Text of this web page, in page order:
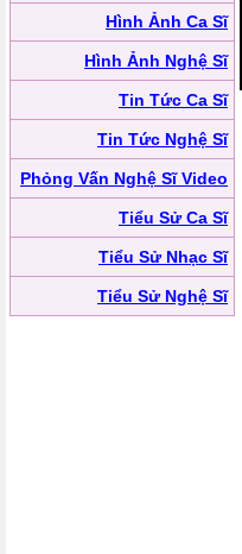
Hình Ảnh Ca Sĩ
Hình Ảnh Nghệ Sĩ
Tin Tức Ca Sĩ
Tin Tức Nghệ Sĩ
Phỏng Vấn Nghệ Sĩ Video
Tiểu Sử Ca Sĩ
Tiểu Sử Nhạc Sĩ
Tiểu Sử Nghệ Sĩ